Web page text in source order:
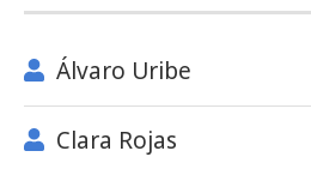
Álvaro Uribe
Clara Rojas